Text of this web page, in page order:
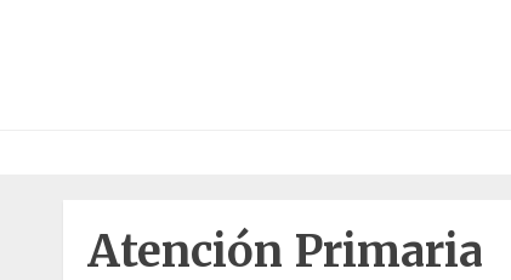
Atención Primaria